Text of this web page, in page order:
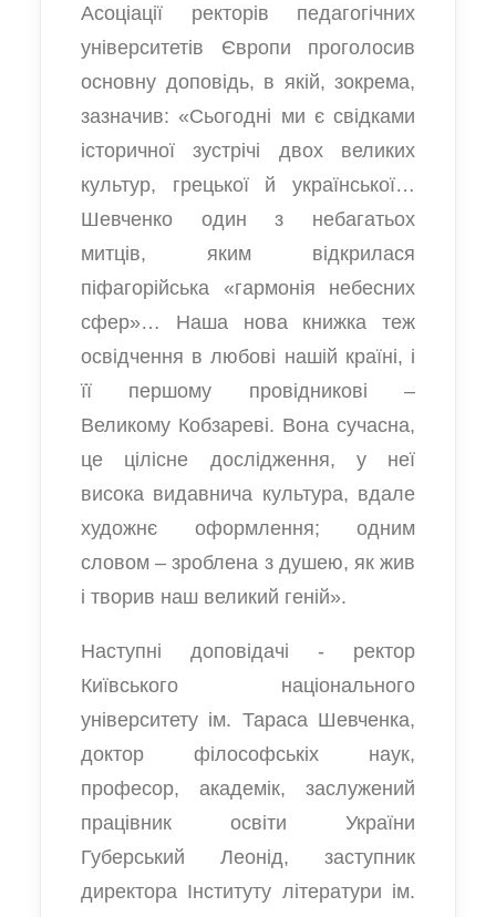
Асоціації ректорів педагогічних
університетів Європи проголосив
основну доповідь, в якій, зокрема,
зазначив: «Сьогодні ми є свідками
історичної зустрічі двох великих
культур, грецької й української…
Шевченко один з небагатьох
митців, яким відкрилася
піфагорійська «гармонія небесних
сфер»… Наша нова книжка теж
освідчення в любові нашій країні, і
її першому провідникові –
Великому Кобзареві. Вона сучасна,
це цілісне дослідження, у неї
висока видавнича культура, вдале
художнє оформлення; одним
словом – зроблена з душею, як жив
і творив наш великий геній».
Наступні доповідачі - ректор
Київського національного
університету ім. Тараса Шевченка,
доктор філософськіх наук,
професор, академік, заслужений
працівник освіти України
Губерський Леонід, заступник
директора Інституту літератури ім.